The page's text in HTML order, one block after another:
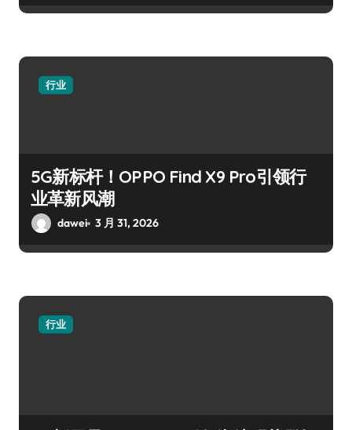
行业
5G新标杆！OPPO Find X9 Pro引领行
业革新风潮
dawei 3 月 31, 2026
行业